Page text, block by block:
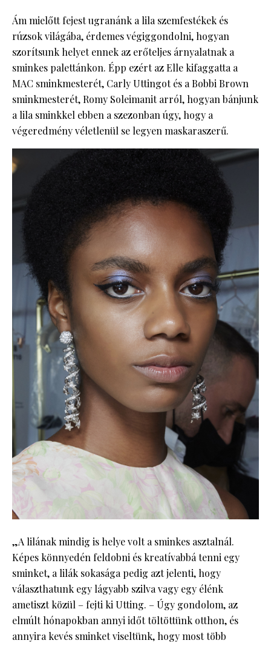
Ám mielőtt fejest ugranánk a lila szemfestékek és
rúzsok világába, érdemes végiggondolni, hogyan
szorítsunk helyet ennek az erőteljes árnyalatnak a
sminkes palettánkon. Épp ezért az Elle kifaggatta a
MAC sminkmesterét, Carly Uttingot és a Bobbi Brown
sminkmesterét, Romy Soleimanit arról, hogyan bánjunk
a lila sminkkel ebben a szezonban úgy, hogy a
végeredmény véletlenül se legyen maskaraszerű.
„A lilának mindig is helye volt a sminkes asztalnál.
Képes könnyedén feldobni és kreatívabbá tenni egy
sminket, a lilák sokasága pedig azt jelenti, hogy
választhatunk egy lágyabb szilva vagy egy élénk
ametiszt közül – fejti ki Utting. – Úgy gondolom, az
elmúlt hónapokban annyi időt töltöttünk otthon, és
annyira kevés sminket viseltünk, hogy most több